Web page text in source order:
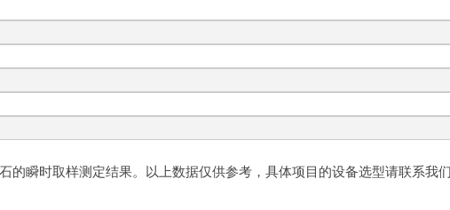
的瞬时取样测定结果。以上数据仅供参考，具体项目的设备选型请联系我们